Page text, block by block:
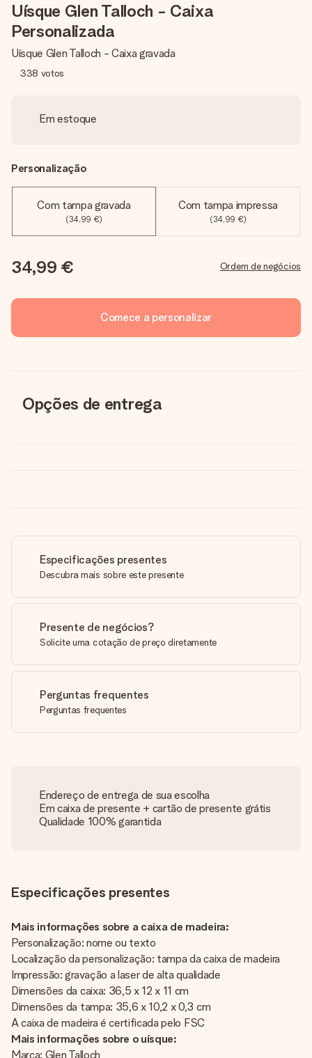
Uísque Glen Talloch - Caixa
Personalizada
Uísque Glen Talloch - Caixa gravada
338 votos
Em estoque
Personalização
Com tampa gravada
(34,99 €)
Com tampa impressa
(34,99 €)
34,99 € Ordem de negócios
Comece a personalizar
Opções de entrega
Especificações presentes
Descubra mais sobre este presente
Presente de negócios?
Solicite uma cotação de preço diretamente
Perguntas frequentes
Perguntas frequentes
Endereço de entrega de sua escolha
Em caixa de presente + cartão de presente grátis
Qualidade 100% garantida
Especificações presentes
Mais informações sobre a caixa de madeira:
Personalização: nome ou texto
Localização da personalização: tampa da caixa de madeira
Impressão: gravação a laser de alta qualidade
Dimensões da caixa: 36,5 x 12 x 11 cm
Dimensões da tampa: 35,6 x 10,2 x 0,3 cm
A caixa de madeira é certificada pelo FSC
Mais informações sobre o uísque:
Marca: Glen Talloch